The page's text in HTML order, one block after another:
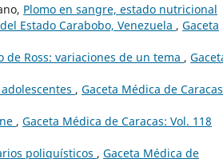
Plomo en sangre, estado nutricional
Estado Carabobo, Venezuela , Gaceta
Ross: variaciones de un tema ,
, Gaceta Médica de
, Gaceta Médica de Caracas: Vol. 118
poliquísticos , Gaceta Médica de